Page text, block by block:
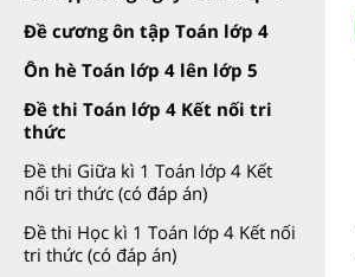
Đề cương ôn tập Toán lớp 4
Ôn hè Toán lớp 4 lên lớp 5
Đề thi Toán lớp 4 Kết nối tri
thức
Đề thi Giữa kì 1 Toán lớp 4 Kết
nối tri thức (có đáp án)
Đề thi Học kì 1 Toán lớp 4 Kết nối
tri thức (có đáp án)